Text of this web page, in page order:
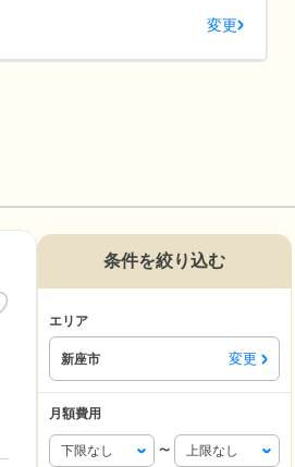
変更
条件を絞り込む
エリア
新座市 変更
月額費用
〜